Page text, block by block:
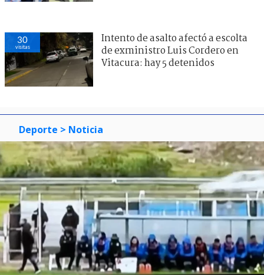
30
visitas
Intento de asalto afectó a escolta
de exministro Luis Cordero en
Vitacura: hay 5 detenidos
Deporte > Noticia